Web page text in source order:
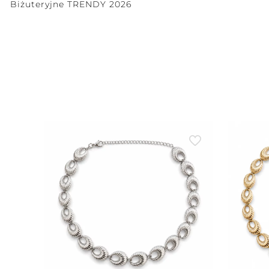
Biżuteryjne TRENDY 2026